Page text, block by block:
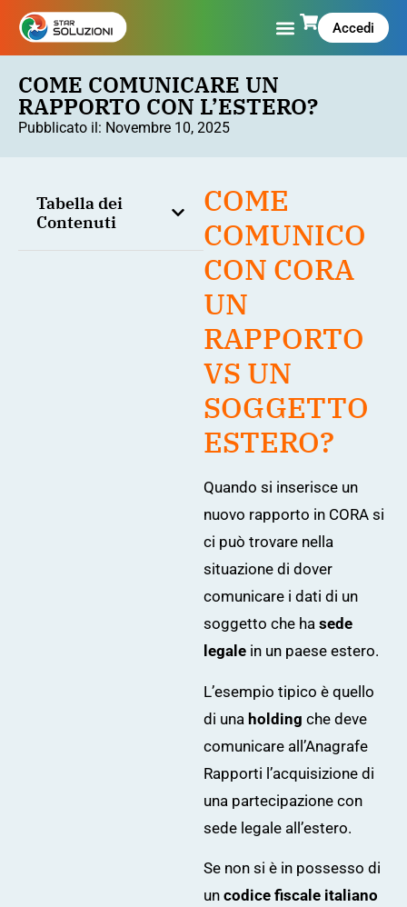
Accedi
COME COMUNICARE UN
RAPPORTO CON L’ESTERO?
Pubblicato il: Novembre 10, 2025
Tabella dei
Contenuti
COME
COMUNICO
CON CORA
UN
RAPPORTO
VS UN
SOGGETTO
ESTERO?
Quando si inserisce un
nuovo rapporto in CORA si
ci può trovare nella
situazione di dover
comunicare i dati di un
soggetto che ha sede
legale in un paese estero.
L’esempio tipico è quello
di una holding che deve
comunicare all’Anagrafe
Rapporti l’acquisizione di
una partecipazione con
sede legale all’estero.
Se non si è in possesso di
un codice fiscale italiano